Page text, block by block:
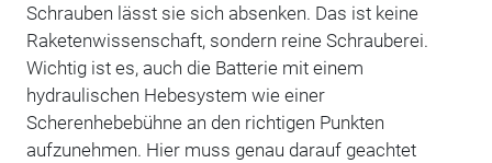
Schrauben lässt sie sich absenken. Das ist keine
Raketenwissenschaft, sondern reine Schrauberei.
Wichtig ist es, auch die Batterie mit einem
hydraulischen Hebesystem wie einer
Scherenhebebühne an den richtigen Punkten
aufzunehmen. Hier muss genau darauf geachtet